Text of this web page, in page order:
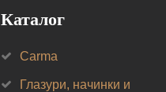
Каталог
Carma
Глазури, начинки и